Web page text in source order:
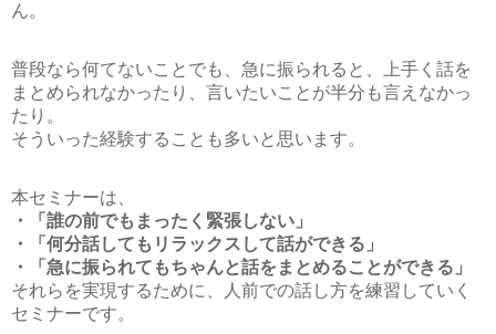
ん。
普段なら何てないことでも、急に振られると、上手く話を
まとめられなかったり、言いたいことが半分も言えなかっ
たり。
そういった経験することも多いと思います。
本セミナーは、
・「誰の前でもまったく緊張しない」
・「何分話してもリラックスして話ができる」
・「急に振られてもちゃんと話をまとめることができる」
それらを実現するために、人前での話し方を練習していく
セミナーです。